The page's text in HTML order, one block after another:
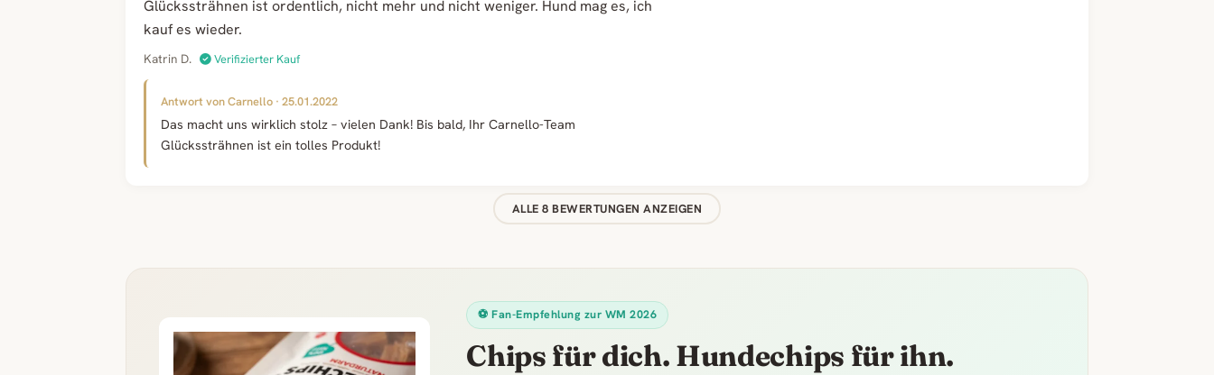
Glückssträhnen ist ordentlich, nicht mehr und nicht weniger. Hund mag es, ich
kauf es wieder.
Katrin D. Verifizierter Kauf
Antwort von Carnello · 25.01.2022
Das macht uns wirklich stolz – vielen Dank! Bis bald, Ihr Carnello-Team
Glückssträhnen ist ein tolles Produkt!
ALLE 8 BEWERTUNGEN ANZEIGEN
⚽ Fan-Empfehlung zur WM 2026
Chips für dich. Hundechips für ihn.